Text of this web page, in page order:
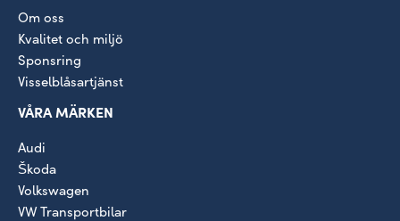
Om oss
Kvalitet och miljö
Sponsring
Visselblåsartjänst
VÅRA MÄRKEN
Audi
Škoda
Volkswagen
VW Transportbilar